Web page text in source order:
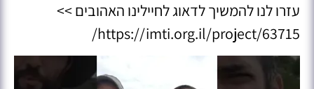
עזרו לנו להמשיך לדאוג לחיילינו האהובים >>
https://imti.org.il/project/63715/